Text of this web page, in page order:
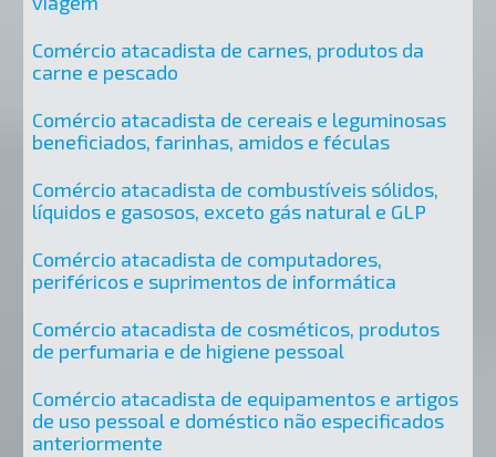
Comércio atacadista de carnes, produtos da
carne e pescado
Comércio atacadista de cereais e leguminosas
beneficiados, farinhas, amidos e féculas
Comércio atacadista de combustíveis sólidos,
líquidos e gasosos, exceto gás natural e GLP
Comércio atacadista de computadores,
periféricos e suprimentos de informática
Comércio atacadista de cosméticos, produtos
de perfumaria e de higiene pessoal
Comércio atacadista de equipamentos e artigos
de uso pessoal e doméstico não especificados
anteriormente